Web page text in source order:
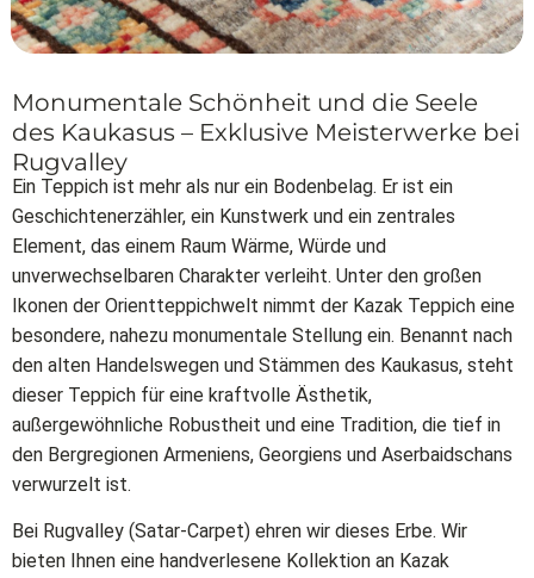
Monumentale Schönheit und die Seele
des Kaukasus – Exklusive Meisterwerke bei
Rugvalley
Ein Teppich ist mehr als nur ein Bodenbelag. Er ist ein
Geschichtenerzähler, ein Kunstwerk und ein zentrales
Element, das einem Raum Wärme, Würde und
unverwechselbaren Charakter verleiht. Unter den großen
Ikonen der Orientteppichwelt nimmt der Kazak Teppich eine
besondere, nahezu monumentale Stellung ein. Benannt nach
den alten Handelswegen und Stämmen des Kaukasus, steht
dieser Teppich für eine kraftvolle Ästhetik,
außergewöhnliche Robustheit und eine Tradition, die tief in
den Bergregionen Armeniens, Georgiens und Aserbaidschans
verwurzelt ist.
Bei Rugvalley (Satar-Carpet) ehren wir dieses Erbe. Wir
bieten Ihnen eine handverlesene Kollektion an Kazak